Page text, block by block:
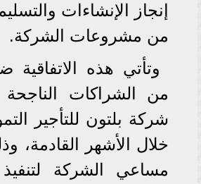
إنجاز الإنشاءات
من مشروعات الشركة.
وتأتي هذه
من الشراكات الناجحة
شركة بلتون للتأجير
خلال الأشهر القادمة،
مساعي الشركة لتنفيذ